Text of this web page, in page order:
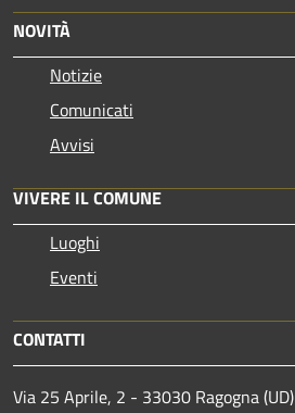
NOVITÀ
Notizie
Comunicati
Avvisi
VIVERE IL COMUNE
Luoghi
Eventi
CONTATTI
Via 25 Aprile, 2 - 33030 Ragogna (UD)